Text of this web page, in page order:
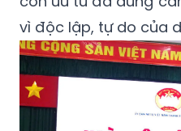
vì độc lập, tự do của